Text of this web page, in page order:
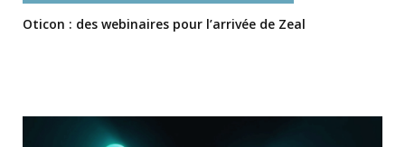
Oticon : des webinaires pour l’arrivée de Zeal